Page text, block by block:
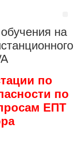
на
по
по
ЕПТ